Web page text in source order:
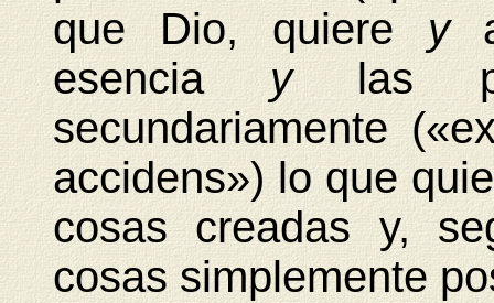
que Dio, quierey
esenciay las
secundariamente
accidens») lo que
cosas creadas y,
cosas simplemente